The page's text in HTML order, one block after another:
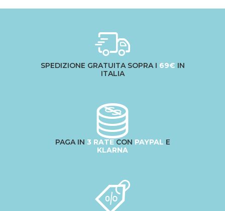
SPEDIZIONE GRATUITA SOPRA I 69€ IN
ITALIA
PAGA IN 3 RATECON PAYPAL E
KLARNA